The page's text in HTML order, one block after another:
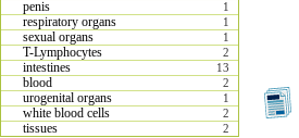
penis 1
respiratory organs 1
sexual organs 1
T-Lymphocytes 2
intestines 13
blood 2
urogenital organs 1
white blood cells 2
tissues 2